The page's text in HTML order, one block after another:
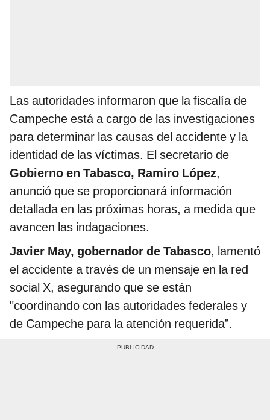
Las autoridades informaron que la fiscalía de
Campeche está a cargo de las investigaciones
para determinar las causas del accidente y la
identidad de las víctimas. El secretario de
Gobierno en Tabasco, Ramiro López,
anunció que se proporcionará información
detallada en las próximas horas, a medida que
avancen las indagaciones.
Javier May, gobernador de Tabasco, lamentó
el accidente a través de un mensaje en la red
social X, asegurando que se están
"coordinando con las autoridades federales y
de Campeche para la atención requerida”.